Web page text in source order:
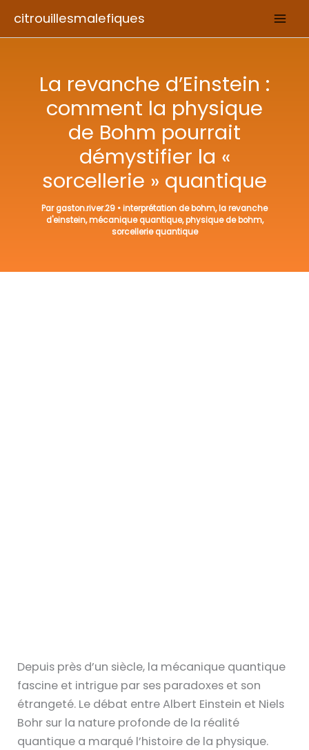
citrouillesmalefiques
La revanche d’Einstein :
comment la physique
de Bohm pourrait
démystifier la «
sorcellerie » quantique
Pargaston.river.29 •interprétation de bohm,la revanche
d'einstein,mécanique quantique,physique de bohm,
sorcellerie quantique
Depuis près d’un siècle, la mécanique quantique
fascine et intrigue par ses paradoxes et son
étrangeté. Le débat entre Albert Einstein et Niels
Bohr sur la nature profonde de la réalité
quantique a marqué l’histoire de la physique.